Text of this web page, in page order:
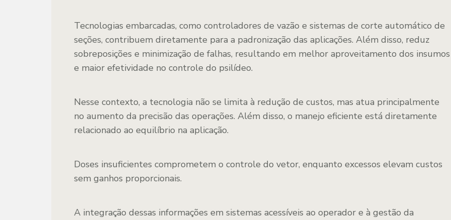
Tecnologias embarcadas, como controladores de vazão e sistemas de corte automático de
seções, contribuem diretamente para a padronização das aplicações. Além disso, reduz
sobreposições e minimização de falhas, resultando em melhor aproveitamento dos insumos
e maior efetividade no controle do psilídeo.
Nesse contexto, a tecnologia não se limita à redução de custos, mas atua principalmente
no aumento da precisão das operações. Além disso, o manejo eficiente está diretamente
relacionado ao equilíbrio na aplicação.
Doses insuficientes comprometem o controle do vetor, enquanto excessos elevam custos
sem ganhos proporcionais.
A integração dessas informações em sistemas acessíveis ao operador e à gestão da